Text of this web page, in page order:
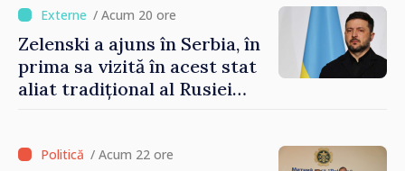
/ Acum 20 ore
Zelenski a ajuns în Serbia, în
prima sa vizită în acest stat
aliat tradițional al Rusiei
/ Acum 22 ore